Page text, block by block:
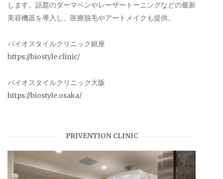
します。話題のダーマペンやレーザートーニングなどの最新
美容機器を導入し、医療脱毛やアートメイクも提供。
バイオスタイルクリニック銀座
https://biostyle.clinic/
バイオスタイルクリニック大阪
https://biostyle.osaka/
PRIVENTION CLINIC